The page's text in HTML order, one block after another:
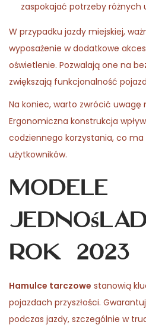
zaspokajać potrzeby różnych
W przypadku jazdy miejskiej,
wyposażenie w dodatkowe
oświetlenie. Pozwalają one na
zwiększają funkcjonalność
Na koniec, warto zwrócić uwagę
Ergonomiczna konstrukcja
codziennego korzystania, co ma
użytkowników.
Modele
rok 2023
Hamulce tarczowe stanowią
pojazdach przyszłości.
podczas jazdy, szczególnie w